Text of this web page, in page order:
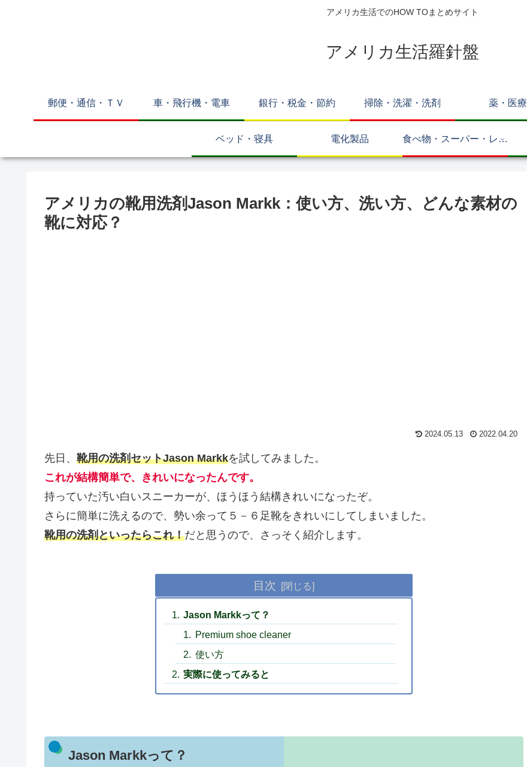
アメリカ生活でのHOW TOまとめサイト
アメリカ生活羅針盤
郵便・通信・ＴＶ 車・飛行機・電車 銀行・税金・節約 掃除・洗濯・洗剤 薬・医療
ベッド・寝具 電化製品 食べ物・スーパー・レス
アメリカの靴用洗剤Jason Markk：使い方、洗い方、どんな素材の
靴に対応？
2024.05.13 2022.04.20
先日、 靴用の洗剤セットJason Markkを試してみました。
これが結構簡単で、きれいになったんです。
持っていた汚い白いスニーカーが、ほうほう結構きれいになったぞ。
さらに簡単に洗えるので、勢い余って５－６足靴をきれいにしてしまいました。
靴用の洗剤といったらこれ！だと思うので、さっそく紹介します。
目次
Jason Markkって？
Premium shoe cleaner
使い方
実際に使ってみると
Jason Markkって？